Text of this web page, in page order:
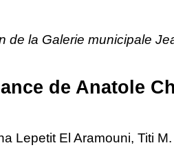
de la Galerie municipale
de Anatole
Lepetit El Aramouni, Titi